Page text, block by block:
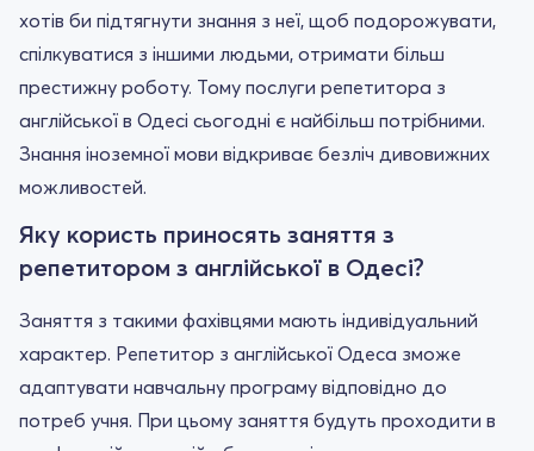
хотів би підтягнути знання з неї, щоб подорожувати,
спілкуватися з іншими людьми, отримати більш
престижну роботу. Тому послуги репетитора з
англійської в Одесі сьогодні є найбільш потрібними.
Знання іноземної мови відкриває безліч дивовижних
можливостей.
Яку користь приносять заняття з
репетитором з англійської в Одесі?
Заняття з такими фахівцями мають індивідуальний
характер. Репетитор з англійської Одеса зможе
адаптувати навчальну програму відповідно до
потреб учня. При цьому заняття будуть проходити в